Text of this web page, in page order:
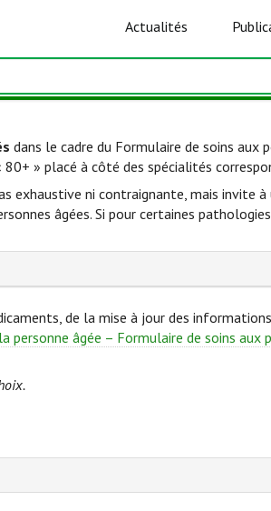
Actualités
dans le cadre du Formulaire de soins aux
80+ » placé à côté des spécialités
exhaustive ni contraignante, mais invite
âgées. Si pour certaines pathologies
de la mise à jour des
personne âgée – Formulaire de soins aux